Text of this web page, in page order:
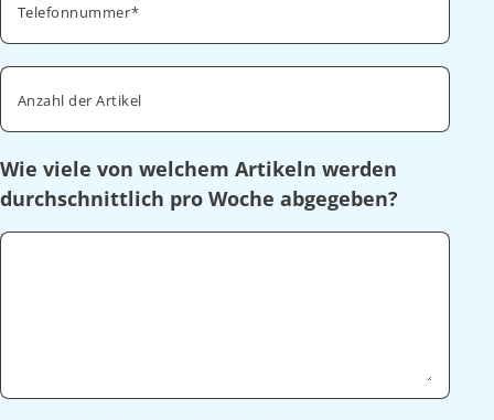
Telefonnummer
Anzahl der Artikel
Wie viele von welchem Artikeln werden
durchschnittlich pro Woche abgegeben?